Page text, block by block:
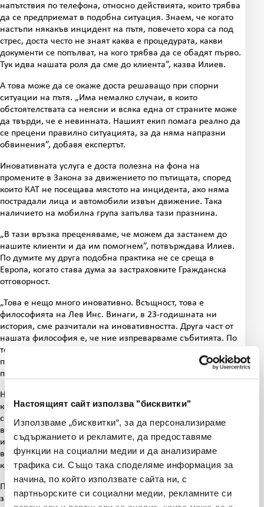
Настоящият сайт използва "бисквитки"
Използваме „бисквитки“, за да персонализираме
съдържанието и рекламите, да предоставяме
функции на социални медии и да анализираме
трафика си. Също така споделяме информация за
начина, по който използвате сайта ни, с
партньорските си социални медии, рекламните си
напътствия по телефона, относно действията, които трябва
да се предприемат в подобна ситуация. Знаем, че когато
настъпи някакъв инцидент на пътя, повечето хора са под
стрес, доста често не знаят каква е процедурата, какви
документи се попълват, на кого трябва да се обадят първо.
Тук идва нашата роля да сме до клиента”, казва Илиев.
А това може да се окаже доста решаващо при спорни
ситуации на пътя. „Има немалко случаи, в които
обстоятелствата са неясни и всяка една от страните може
да твърди, че е невинната. Нашият екип помага реално да
се прецени правилно ситуацията, за да няма напразни
обвинения”, добавя експертът.
Иновативната услуга е доста полезна на фона на
промените в Закона за движението по пътищата, според
които КАТ не посещава мястото на инцидента, ако няма
пострадали лица и автомобили извън движение. Така
наличието на мобилна група запълва тази празнина.
„В тази връзка преценяваме, че можем да застанем до
нашите клиенти и да им помогнем”, потвърждава Илиев.
По думите му друга подобна практика не се среща в
Европа, когато става дума за застраховките Гражданска
отговорност.
„Това е нещо много иновативно. Всъщност, това е
философията на Лев Инс. Винаги, в 23-годишната ни
история, сме разчитали на иновативността. Друга част от
нашата философия е, че ние изпреварваме събитията. По
този начин предвиждаме какво може да се случи. Ние сме
проактивни, а не реактивни – когато се случат събитията,
просто да изплатим щетата”, казва Илиев.
Наличието на денонощен телефон и подкрепа от
компанията застраховател е особено важна при инциденти
с български граждани в чужбина. „Смея да кажа, че
всички наши клиенти, които са успели да се обадят при
инциденти на този номер, извън територията на страната,
в 100% от случаите сме успели да защитим техните права”,
казва Илиев.
Подкрепата в чужбина е важна, тъй като често хората не са
запознати с правата си. Така например, малко хора знаят,